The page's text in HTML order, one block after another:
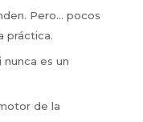
Pero… pocos
práctica.
nunca es un
de la